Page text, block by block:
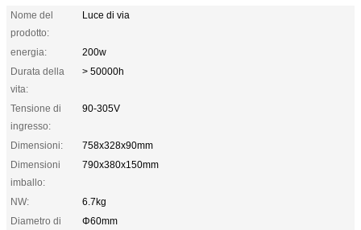
Nome del
prodotto:
Luce di via
energia:
200w
Durata della
vita:
> 50000h
Tensione di
ingresso:
90-305V
Dimensioni:
758x328x90mm
Dimensioni
imballo:
790x380x150mm
NW:
6.7kg
Diametro di
Φ60mm